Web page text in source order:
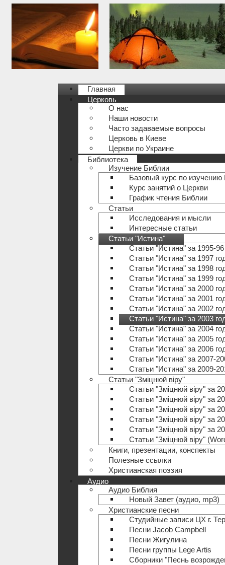
Главная
Церковь
О нас
Наши новости
Часто задаваемые вопросы
Церковь в Киеве
Церкви по Украине
Библиотека
Изучение Библии
Базовый курс по изучению
Курс занятий о Церкви
График чтения Библии
Статьи
Исследования и мысли
Интересные статьи
Статьи "Истина"
Статьи "Истина" за 1995-
Статьи "Истина" за 1997
Статьи "Истина" за 1998
Статьи "Истина" за 1999
Статьи "Истина" за 2000
Статьи "Истина" за 2001
Статьи "Истина" за 2002
Статьи "Истина" за 2003
Статьи "Истина" за 2004
Статьи "Истина" за 2005
Статьи "Истина" за 2006
Статьи "Истина" за 2007-
Статьи "Истина" за 2009-
Статьи "Зміцнюй віру"
Статьи "Зміцнюй віру" за
Статьи "Зміцнюй віру" за
Статьи "Зміцнюй віру" за
Статьи "Зміцнюй віру" за
Статьи "Зміцнюй віру" за
Статьи "Зміцнюй віру"
Книги, презентации, конспекты
Полезные ccылки
Христианская поэзия
Аудио
Аудио Библия
Новый Завет (аудио, mp3)
Христианские песни
Студийные записи ЦХ г.
Песни Jacob Campbell
Песни Жигулина
Песни группы Lege Artis
Сборники "Песнь